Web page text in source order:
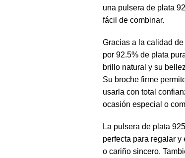
una pulsera de plata
fácil de combinar.
Gracias a la calidad
por 92.5% de plata
brillo natural y su
Su broche firme
usarla con total
ocasión especial o
La pulsera de plata
perfecta para regalar y
o cariño sincero.